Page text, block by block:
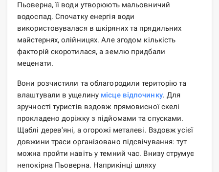
Пьоверна, її води утворюють мальовничий
водоспад. Спочатку енергія води
використовувалася в шкіряних та прядильних
майстернях, олійницях. Але згодом кількість
факторій скоротилася, а землю придбали
меценати.
Вони розчистили та облагородили територію та
влаштували в ущелину місце відпочинку. Для
зручності туристів вздовж прямовисної скелі
прокладено доріжку з підйомами та спусками.
Щаблі дерев'яні, а огорожі металеві. Вздовж усієї
довжини траси організовано підсвічування: тут
можна пройти навіть у темний час. Внизу струмує
непокірна Пьоверна. Наприкінці шляху